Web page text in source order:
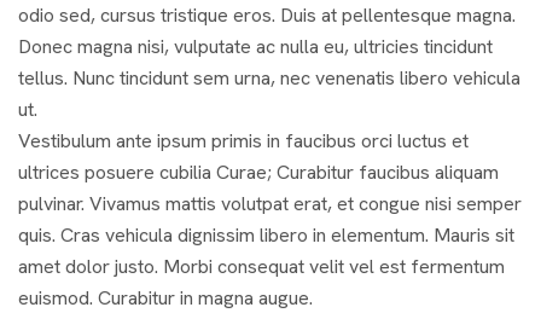
odio sed, cursus tristique eros. Duis at pellentesque magna.
Donec magna nisi, vulputate ac nulla eu, ultricies tincidunt
tellus. Nunc tincidunt sem urna, nec venenatis libero vehicula
ut.
Vestibulum ante ipsum primis in faucibus orci luctus et
ultrices posuere cubilia Curae; Curabitur faucibus aliquam
pulvinar. Vivamus mattis volutpat erat, et congue nisi semper
quis. Cras vehicula dignissim libero in elementum. Mauris sit
amet dolor justo. Morbi consequat velit vel est fermentum
euismod. Curabitur in magna augue.